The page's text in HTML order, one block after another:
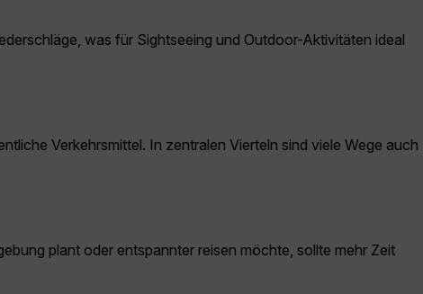
was für Sightseeing und Outdoor-Aktivitäten ideal
Verkehrsmittel. In zentralen Vierteln sind viele Wege auch
plant oder entspannter reisen möchte, sollte mehr Zeit